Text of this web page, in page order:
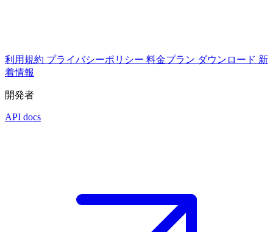
利用規約 プライバシーポリシー 料金プラン ダウンロード 新
着情報
開発者
API docs